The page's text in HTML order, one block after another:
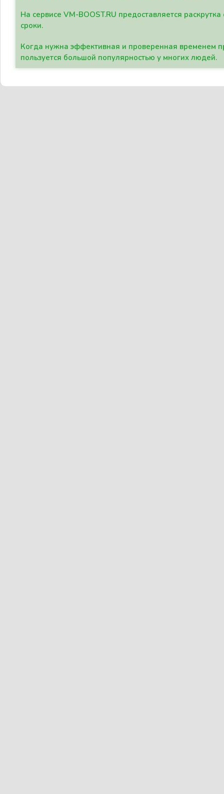
На сервисе VM-BOOST.RU предоставляется
сроки.
Когда нужна эффективная и проверенная временем
пользуется большой популярностью у многих людей.